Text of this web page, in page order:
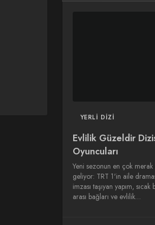
YERLI DIZI
Evlilik Güzeldir
Oyuncuları
Yeni sezonun en çok
geliyor: TRT 1'in aile
imzası taşıyan yapım,
arası bağları ve evlilik…